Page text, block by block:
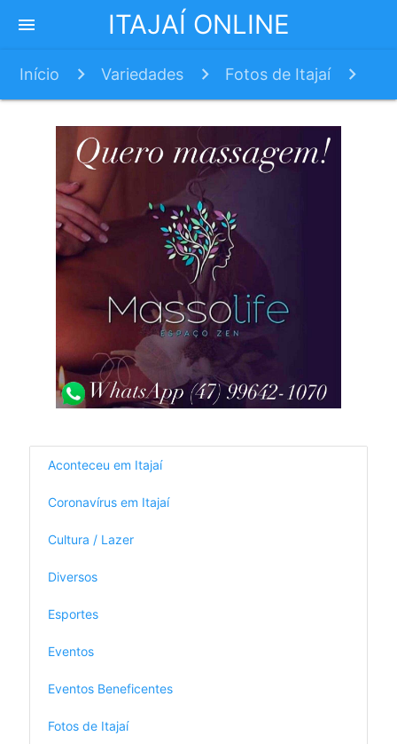
ITAJAÍ ONLINE
menu
Início Variedades Fotos de Itajaí
Turismo por Itajaí: Molhes da Barra
Aconteceu em Itajaí
Coronavírus em Itajaí
Cultura / Lazer
Diversos
Esportes
Eventos
Eventos Beneficentes
Fotos de Itajaí